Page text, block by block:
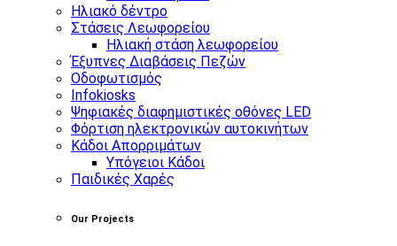
Ηλιακό δέντρο
Στάσεις Λεωφορείου
Ηλιακή στάση λεωφορείου
Έξυπνες Διαβάσεις Πεζών
Οδοφωτισμός
Infokiosks
Ψηφιακές διαφημιστικές οθόνες LED
Φόρτιση ηλεκτρονικών αυτοκινήτων
Κάδοι Απορριμάτων
Υπόγειοι Κάδοι
Παιδικές Χαρές
Our Projects